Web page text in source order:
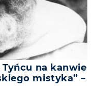
na kanwie
mistyka” –